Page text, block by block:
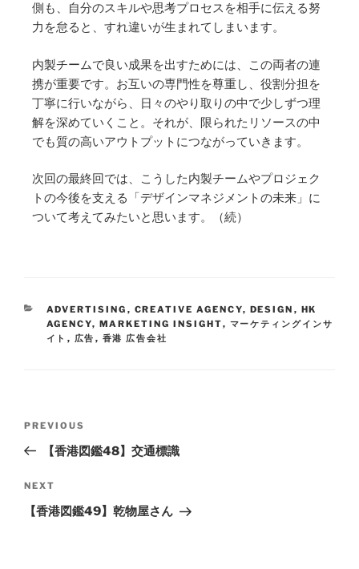
側も、自分のスキルや思考プロセスを相手に伝える努
力を怠ると、すれ違いが生まれてしまいます。
内製チームで良い成果を出すためには、この両者の連
携が重要です。お互いの専門性を尊重し、役割分担を
丁寧に行いながら、日々のやり取りの中で少しずつ理
解を深めていくこと。それが、限られたリソースの中
でも質の高いアウトプットにつながっていきます。
次回の最終回では、こうした内製チームやプロジェク
トの今後を支える「デザインマネジメントの未来」に
ついて考えてみたいと思います。（続）
ADVERTISING , CREATIVE AGENCY, DESIGN , HK
AGENCY, MARKETING INSIGHT, マーケティングインサ
イト , 広告 , 香港 広告会社
PREVIOUS
【香港図鑑48】交通標識
NEXT
【香港図鑑49】乾物屋さん